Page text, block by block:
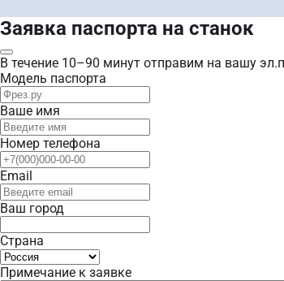
Заявка паспорта на станок
В течение 10–90 минут отправим на вашу
Модель паспорта
Ваше имя
Номер телефона
Email
Ваш город
Страна
Примечание к заявке